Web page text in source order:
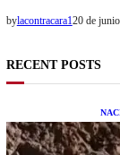
bylacontracara120 de
RECENT POSTS